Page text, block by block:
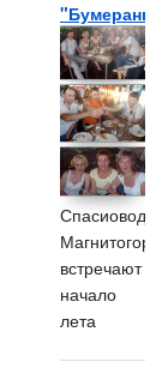
"Бумеранг"
Спасиоводы
встречают
начало
лета